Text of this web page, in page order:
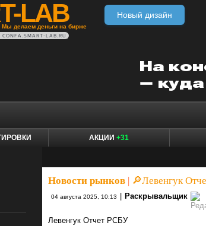
LAB
Мы делаем деньги на бирже
Новый дизайн
LAB.RU
АКЦИИ +31
Новости рынков 🔎Левенгук
04 августа 2025, 10:13 Раскрывальщик
Левенгук Отчет РСБУ